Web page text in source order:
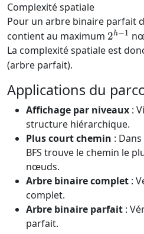
Complexité spatiale
Pour un arbre binaire parfait
contient au maximum 2^{h-
1}
2h−1
La complexité spatiale est
(arbre parfait).
Applications du
Affichage par niveaux :
structure hiérarchique.
Plus court chemin :
BFS trouve le chemin le
nœuds.
Arbre binaire complet :
complet.
Arbre binaire parfait :
parfait.